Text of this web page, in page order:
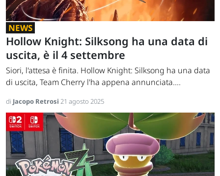
NEWS
Hollow Knight: Silksong ha una data di
uscita, è il 4 settembre
Siori, l'attesa è finita. Hollow Knight: Silksong ha una data
di uscita, Team Cherry l'ha appena annunciata....
di Jacopo Retrosi 21 agosto 2025